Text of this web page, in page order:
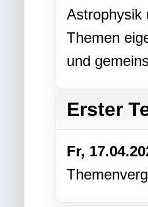
Astrophysik
Themen
und
Erster
Fr,